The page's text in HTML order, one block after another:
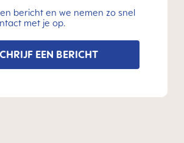
bericht en we nemen zo snel
met je op.
EEN BERICHT